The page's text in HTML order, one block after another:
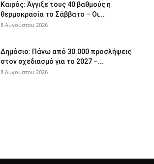
Καιρός: Άγγιξε τους 40 βαθμούς η
θερμοκρασία το Σάββατο – Οι...
8 Αυγούστου 2026
Δημόσιο: Πάνω από 30.000 προσλήψεις
στον σχεδιασμό για το 2027 –...
8 Αυγούστου 2026